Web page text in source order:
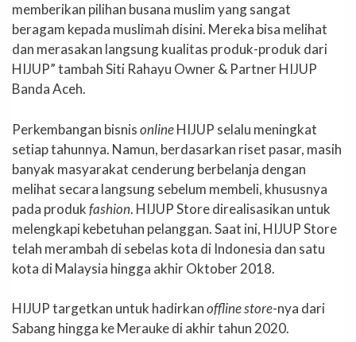
memberikan pilihan busana muslim yang sangat
beragam kepada muslimah disini. Mereka bisa melihat
dan merasakan langsung kualitas produk-produk dari
HIJUP” tambah Siti Rahayu Owner & Partner HIJUP
Banda Aceh.
Perkembangan bisnisonlineHIJUP selalu meningkat
setiap tahunnya. Namun, berdasarkan riset pasar, masih
banyak masyarakat cenderung berbelanja dengan
melihat secara langsung sebelum membeli, khususnya
pada produkfashion. HIJUP Store direalisasikan untuk
melengkapi kebetuhan pelanggan. Saat ini, HIJUP Store
telah merambah di sebelas kota di Indonesia dan satu
kota di Malaysia hingga akhir Oktober 2018.
HIJUP targetkan untuk hadirkanoffline store-nya dari
Sabang hingga ke Merauke di akhir tahun 2020.